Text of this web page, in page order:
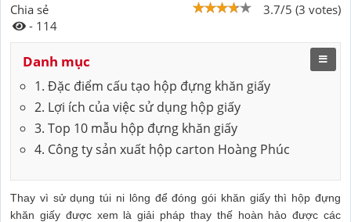
3.7/5 (3 votes)
Chia sẻ
- 114
Danh mục
1. Đặc điểm cấu tạo hộp đựng khăn giấy
2. Lợi ích của việc sử dụng hộp giấy
3. Top 10 mẫu hộp đựng khăn giấy
4. Công ty sản xuất hộp carton Hoàng Phúc
Thay vì sử dụng túi ni lông để đóng gói khăn giấy thì hộp đựng
khăn giấy được xem là giải pháp thay thế hoàn hảo được các